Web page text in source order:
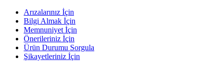
Arızalarınız İçin
Bilgi Almak İçin
Memnuniyet İçin
Önerileriniz İçin
Ürün Durumu Sorgula
Şikayetleriniz İçin